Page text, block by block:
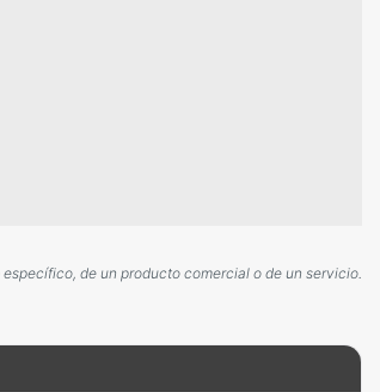
de un producto comercial o de un servicio.